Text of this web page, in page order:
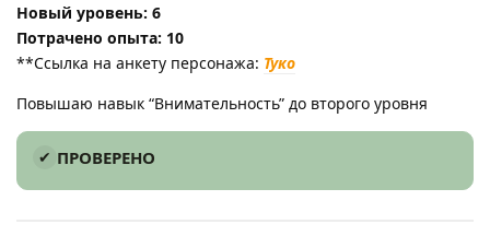
Новый уровень: 6
Потрачено опыта: 10
**Ссылка на анкету персонажа: Туко
Повышаю навык “Внимательность” до второго уровня
ПРОВЕРЕНО